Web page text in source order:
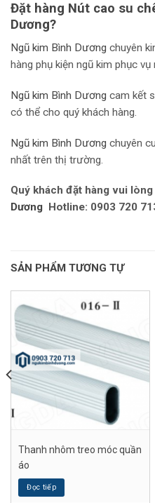
Đặt hàng Nút cao su
Dương?
Ngũ kim Bình Dương chuyên
hàng phụ kiện ngũ kim phục vụ
Ngũ kim Bình Dương cam kết
có thể cho quý khách hàng.
Ngũ kim Bình Dương chuyên
nhất trên thị trường.
Quý khách đặt hàng vui
Dương
Hotline: 0903 720
SẢN PHẨM TƯƠNG TỰ
Thanh nhôm treo móc quần
áo
Đọc tiếp